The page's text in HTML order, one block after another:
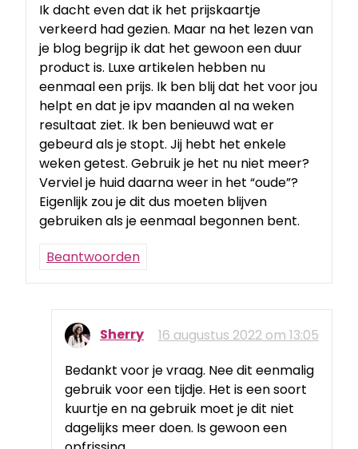
Ik dacht even dat ik het prijskaartje
verkeerd had gezien. Maar na het lezen van
je blog begrijp ik dat het gewoon een duur
product is. Luxe artikelen hebben nu
eenmaal een prijs. Ik ben blij dat het voor jou
helpt en dat je ipv maanden al na weken
resultaat ziet. Ik ben benieuwd wat er
gebeurd als je stopt. Jij hebt het enkele
weken getest. Gebruik je het nu niet meer?
Verviel je huid daarna weer in het “oude”?
Eigenlijk zou je dit dus moeten blijven
gebruiken als je eenmaal begonnen bent.
Beantwoorden
Sherry
16 augustus 2022 om 13:05
Bedankt voor je vraag. Nee dit eenmalig
gebruik voor een tijdje. Het is een soort
kuurtje en na gebruik moet je dit niet
dagelijks meer doen. Is gewoon een